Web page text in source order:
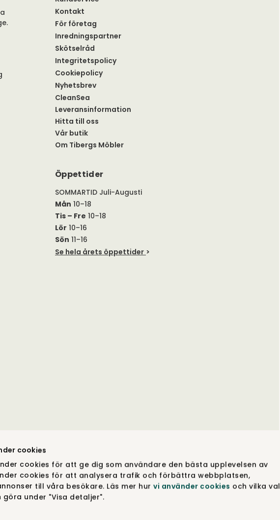
cookies
cookies för att ge dig som användare den bästa upplevelsen av
cookies för att analysera trafik och förbättra webbplatsen,
till våra besökare. Läs mer hurvi använder cookies och vilka val
göra under "Visa detaljer".
Kontakt
För företag
Inredningspartner
Skötselråd
Integritetspolicy
Cookiepolicy
Nyhetsbrev
CleanSea
Leveransinformation
Hitta till oss
Vår butik
Om Tibergs Möbler
Öppettider
SOMMARTID Juli-Augusti
Mån 10–18
Tis – Fre 10–18
Lör 10–16
Sön 11–16
Se hela årets öppettider >